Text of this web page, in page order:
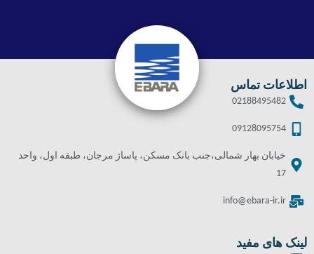
اطلاعات تماس
02188495482
09128095754
خیابان بهار شمالی،جنب بانک مسکن، پاساژ مرجان، طبقه اول، واحد
17
info@ebara-ir.ir
لینک های مفید